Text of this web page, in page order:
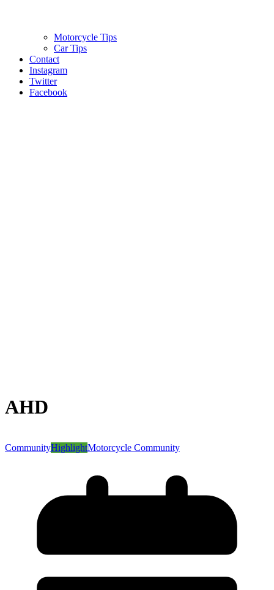
Motorcycle Tips
Car Tips
Contact
Instagram
Twitter
Facebook
AHD
CommunityHighlightMotorcycle Community